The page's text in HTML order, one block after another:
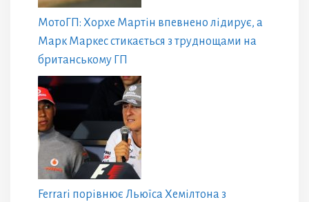
МотоГП: Хорхе Мартін впевнено лідирує, а
Марк Маркес стикається з труднощами на
британському ГП
Ferrari порівнює Льюїса Хемілтона з